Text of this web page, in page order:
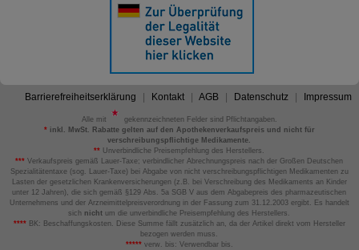
Barrierefreiheitserklärung Kontakt AGB Datenschutz Impressum
Alle mit
gekennzeichneten Felder sind Pflichtangaben.
*inkl. MwSt. Rabatte gelten auf den Apothekenverkaufspreis und nicht für
verschreibungspflichtige Medikamente.
** Unverbindliche Preisempfehlung des Herstellers.
*** Verkaufspreis gemäß Lauer-Taxe; verbindlicher Abrechnungspreis nach der Großen Deutschen
Spezialitätentaxe (sog. Lauer-Taxe) bei Abgabe von nicht verschreibungspflichtigen Medikamenten zu
Lasten der gesetzlichen Krankenversicherungen (z.B. bei Verschreibung des Medikaments an Kinder
unter 12 Jahren), die sich gemäß §129 Abs. 5a SGB V aus dem Abgabepreis des pharmazeutischen
Unternehmens und der Arzneimittelpreisverordnung in der Fassung zum 31.12.2003 ergibt. Es handelt
sich nicht um die unverbindliche Preisempfehlung des Herstellers.
****BK: Beschaffungskosten. Diese Summe fällt zusätzlich an, da der Artikel direkt vom Hersteller
bezogen werden muss.
*****verw. bis: Verwendbar bis.